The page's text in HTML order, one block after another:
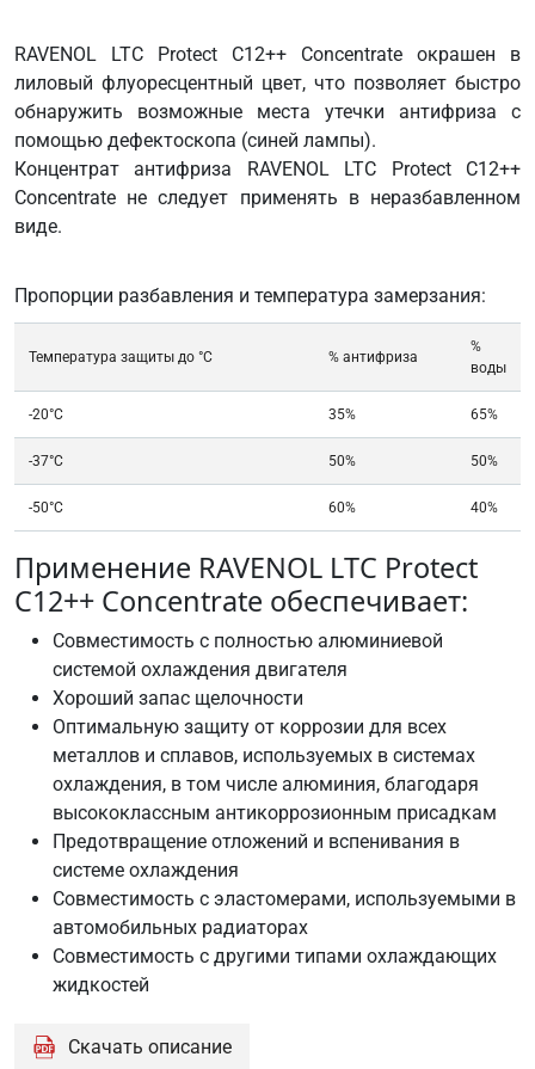
G
012
A8G
VW
G
013
A8J
774-
G
VW
TL
774-
J
RAVENOL LTC Protect C12++ Concentrate окрашен в
лиловый флуоресцентный цвет, что позволяет быстро
обнаружить возможные места утечки антифриза с
помощью дефектоскопа (синей лампы).
Концентрат антифриза RAVENOL LTC Protect C12++
Concentrate не следует применять в неразбавленном
виде.
Пропорции разбавления и температура замерзания:
Температура защиты до °C % антифриза
%
воды
-20°C 35% 65%
-37°C 50% 50%
-50°C 60% 40%
Применение RAVENOL LTC Protect
C12++ Concentrate обеспечивает:
Совместимость с полностью алюминиевой
системой охлаждения двигателя
Хороший запас щелочности
Оптимальную защиту от коррозии для всех
металлов и сплавов, используемых в системах
охлаждения, в том числе алюминия, благодаря
высококлассным антикоррозионным присадкам
Предотвращение отложений и вспенивания в
системе охлаждения
Совместимость с эластомерами, используемыми в
автомобильных радиаторах
Совместимость с другими типами охлаждающих
жидкостей
Скачать описание